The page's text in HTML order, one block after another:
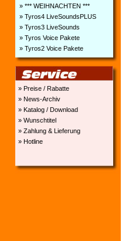
» *** WEIHNACHTEN ***
» Tyros4 LiveSoundsPLUS
» Tyros3 LiveSounds
» Tyros Voice Pakete
» Tyros2 Voice Pakete
» Preise / Rabatte
» News-Archiv
» Katalog / Download
» Wunschtitel
» Zahlung & Lieferung
» Hotline